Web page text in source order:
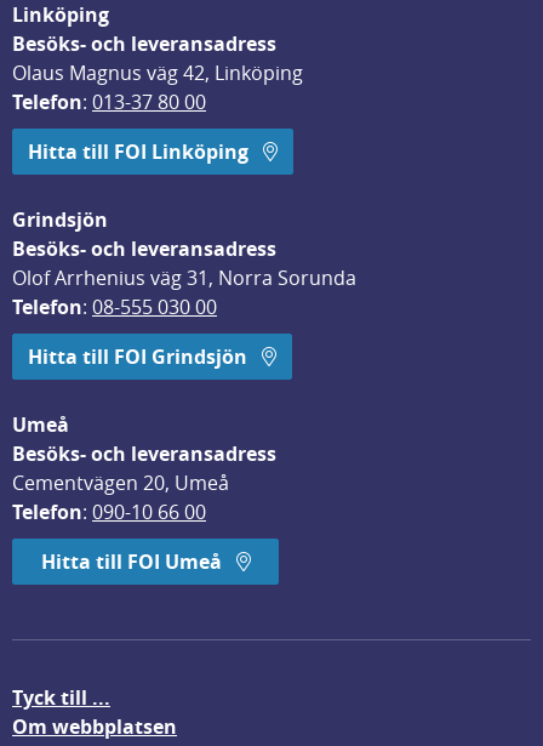
Linköping
Besöks- och leveransadress
Olaus Magnus väg 42, Linköping
Telefon: 013-37 80 00
Hitta till FOI Linköping
Grindsjön
Besöks- och leveransadress
Olof Arrhenius väg 31, Norra Sorunda
Telefon: 08-555 030 00
Hitta till FOI Grindsjön
Umeå
Besöks- och leveransadress
Cementvägen 20, Umeå
Telefon: 090-10 66 00
Hitta till FOI Umeå
Tyck till ...
Om webbplatsen